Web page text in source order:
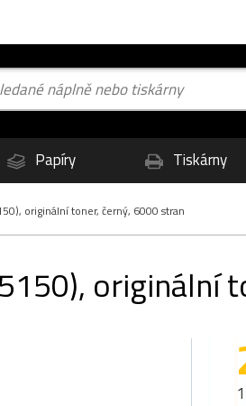
Papíry Tiskárny
originální toner, černý, 6000 stran
originální